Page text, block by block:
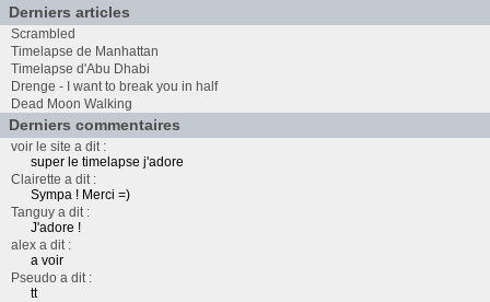
Derniers articles
Scrambled
Timelapse de Manhattan
Timelapse d'Abu Dhabi
Drenge - I want to break you in half
Dead Moon Walking
Derniers commentaires
voir le site a dit :
super le timelapse j'adore
Clairette a dit :
Sympa ! Merci =)
Tanguy a dit :
J'adore !
alex a dit :
a voir
Pseudo a dit :
tt